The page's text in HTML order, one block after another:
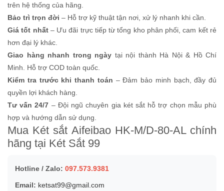
trên hệ thống của hãng.
Bảo trì trọn đời – Hỗ trợ kỹ thuật tận nơi, xử lý nhanh khi cần.
Giá tốt nhất– Ưu đãi trực tiếp từ tổng kho phân phối, cam kết rẻ
hơn đại lý khác.
Giao hàng nhanh trong ngày tại nội thành Hà Nội & Hồ Chí
Minh. Hỗ trợ COD toàn quốc.
Kiểm tra trước khi thanh toán – Đảm bảo minh bạch, đầy đủ
quyền lợi khách hàng.
Tư vấn 24/7 – Đội ngũ chuyên gia két sắt hỗ trợ chọn mẫu phù
hợp và hướng dẫn sử dụng.
Mua Két sắt Aifeibao HK-M/D-80-AL chính
hãng tại Két Sắt 99
Hotline / Zalo: 097.573.9381
Email: ketsat99@gmail.com